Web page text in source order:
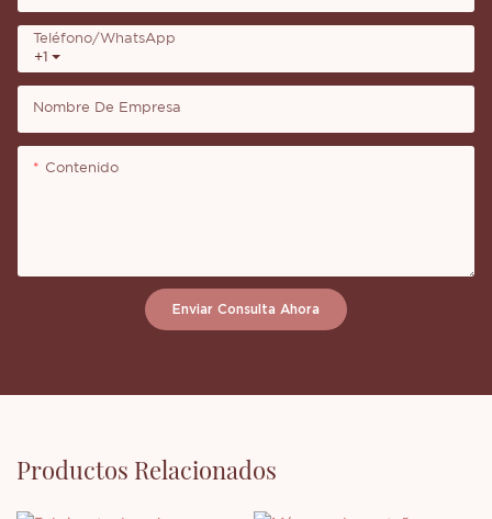
+1
Teléfono/WhatsApp
Nombre De Empresa
Contenido
Enviar Consulta Ahora
Productos Relacionados